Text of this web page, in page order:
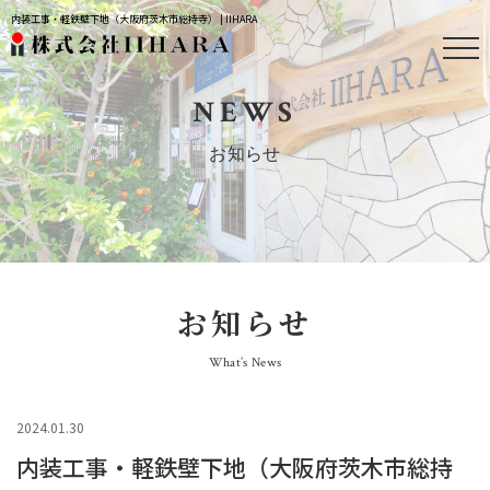
内装工事・軽鉄壁下地（大阪府茨木市総持寺） | IIHARA
NEWS
お知らせ
お知らせ
What’s News
2024.01.30
内装工事・軽鉄壁下地（大阪府茨木市総持